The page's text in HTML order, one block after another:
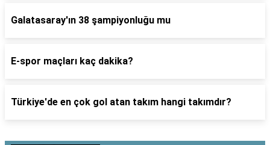
Galatasaray'ın 38 şampiyonluğu mu
E-spor maçları kaç dakika?
Türkiye'de en çok gol atan takım hangi takımdır?